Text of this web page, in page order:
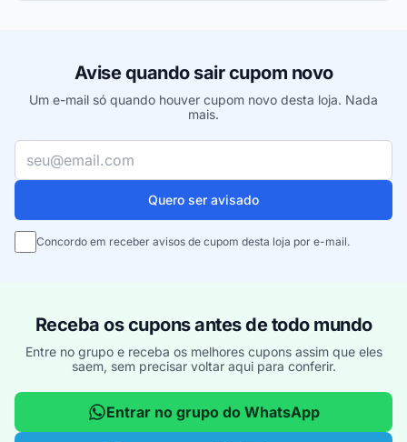
Avise quando sair cupom novo
Um e-mail só quando houver cupom novo desta loja. Nada
mais.
Quero ser avisado
Concordo em receber avisos de cupom desta loja por e-mail.
Receba os cupons antes de todo mundo
Entre no grupo e receba os melhores cupons assim que eles
saem, sem precisar voltar aqui para conferir.
Entrar no grupo do WhatsApp